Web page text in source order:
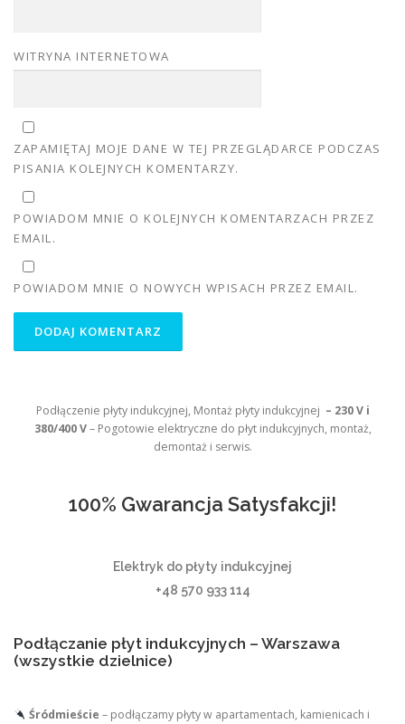
WITRYNA INTERNETOWA
ZAPAMIĘTAJ MOJE DANE W TEJ PRZEGLĄDARCE PODCZAS
PISANIA KOLEJNYCH KOMENTARZY.
POWIADOM MNIE O KOLEJNYCH KOMENTARZACH PRZEZ
EMAIL.
POWIADOM MNIE O NOWYCH WPISACH PRZEZ EMAIL.
Podłączenie płyty indukcyjnej, Montaż płyty indukcyjnej – 230 V i
380/400 V– Pogotowie elektryczne do płyt indukcyjnych, montaż,
demontaż i serwis.
100% Gwarancja Satysfakcji!
Elektryk do płyty indukcyjnej
+48 570 933 114
Podłączanie płyt indukcyjnych – Warszawa
(wszystkie dzielnice)
Śródmieście – podłączamy płyty w apartamentach, kamienicach i